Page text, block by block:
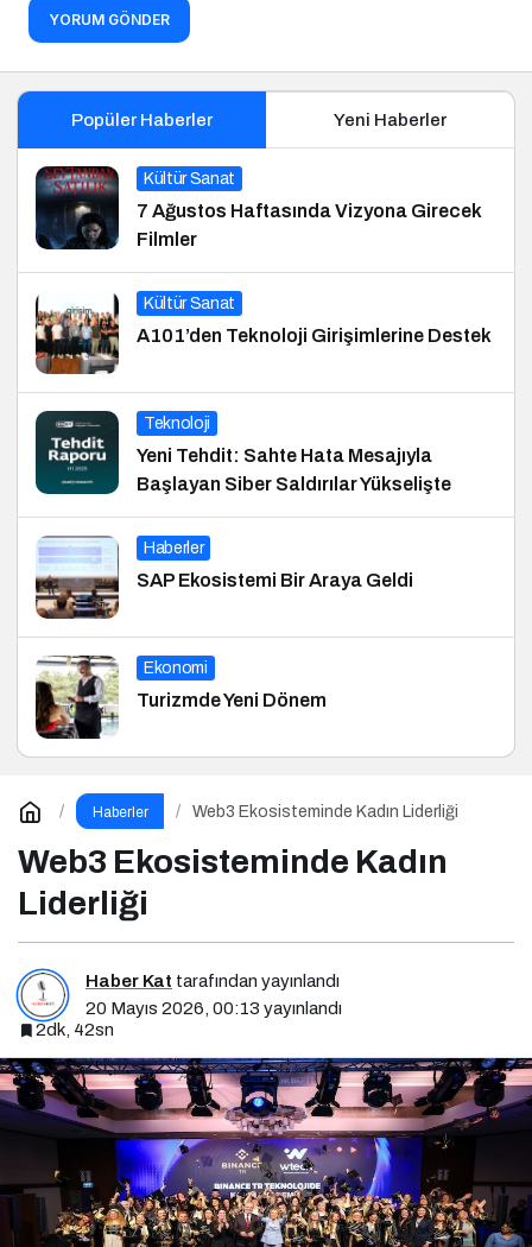
YORUM GÖNDER
Popüler Haberler Yeni Haberler
Kültür Sanat
7 Ağustos Haftasında Vizyona Girecek
Filmler
Kültür Sanat
A101’den Teknoloji Girişimlerine Destek
Teknoloji
Yeni Tehdit: Sahte Hata Mesajıyla
Başlayan Siber Saldırılar Yükselişte
Haberler
SAP Ekosistemi Bir Araya Geldi
Ekonomi
Turizmde Yeni Dönem
Haberler Web3 Ekosisteminde Kadın Liderliği
Web3 Ekosisteminde Kadın
Liderliği
Haber Kat tarafından yayınlandı
20 Mayıs 2026, 00:13 yayınlandı
2dk, 42sn